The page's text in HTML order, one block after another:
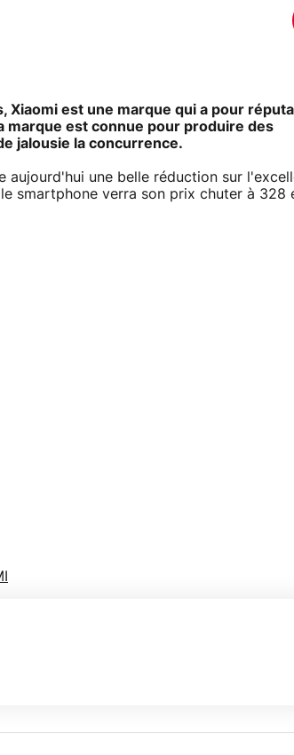
Xiaomi est une marque qui a pour
marque est connue pour produire des
jalousie la concurrence.
aujourd'hui une belle réduction sur
smartphone verra son prix chuter à 328